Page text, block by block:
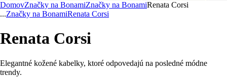
DomovZnačky na BonamiZnačky na BonamiRenata Corsi
...Značky na BonamiRenata Corsi
Renata Corsi
Elegantné kožené kabelky, ktoré odpovedajú na posledné módne
trendy.